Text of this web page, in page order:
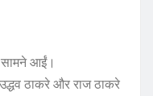
सामने आईं।
ठाकरे और राज ठाकरे